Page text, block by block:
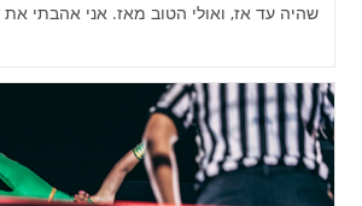
שהיה עד אז, ואולי הטוב מאז. אני אהבתי